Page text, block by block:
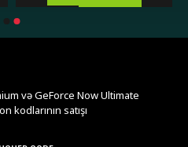
və GeForce Now Ultimate
kodlarının satışı